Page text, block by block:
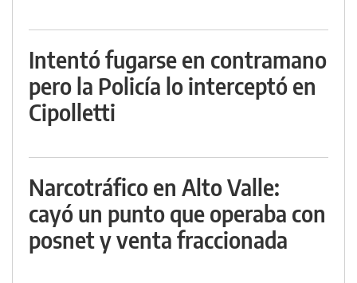
Intentó fugarse en contramano
pero la Policía lo interceptó en
Cipolletti
Narcotráfico en Alto Valle:
cayó un punto que operaba con
posnet y venta fraccionada